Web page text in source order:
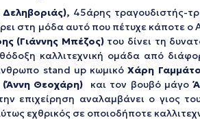
45άρης τραγουδιστής-
στη μόδα αυτό που πέτυχε κάποτε
(Γιάννης Μπέζος)του δίνει τη
καλλιτεχνική ομάδα από
stand up κωμικόΧάρη
(Άννη Θεοχάρη) και τον βουβό μάγο
επιχείρηση αναλαμβάνει ο γιος
εχθρικός σε οποιοδήποτε